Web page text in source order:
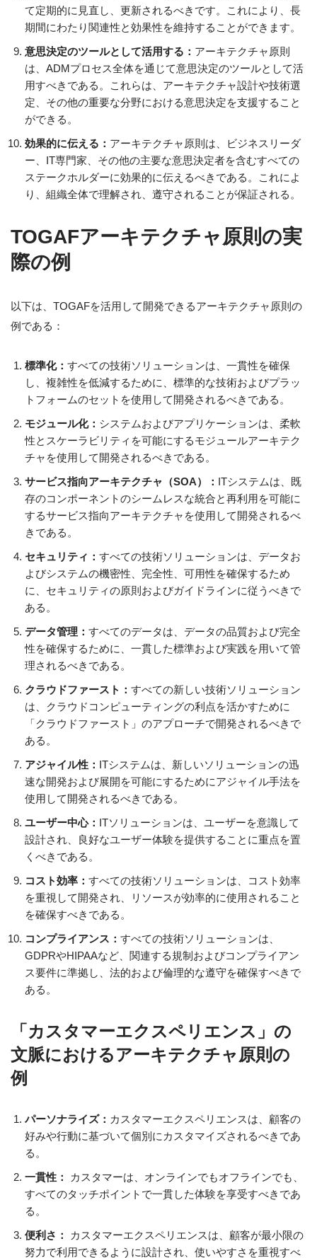
て定期的に見直し、更新されるべきです。これにより、長
期間にわたり関連性と効果性を維持することができます。
意思決定のツールとして活用する： アーキテクチャ原則
は、ADMプロセス全体を通じて意思決定のツールとして活
用すべきである。これらは、アーキテクチャ設計や技術選
定、その他の重要な分野における意思決定を支援すること
ができる。
効果的に伝える： アーキテクチャ原則は、ビジネスリーダ
ー、IT専門家、その他の主要な意思決定者を含むすべての
ステークホルダーに効果的に伝えるべきである。これによ
り、組織全体で理解され、遵守されることが保証される。
TOGAFアーキテクチャ原則の実
際の例
以下は、TOGAFを活用して開発できるアーキテクチャ原則の
例である：
標準化： すべての技術ソリューションは、一貫性を確保
し、複雑性を低減するために、標準的な技術およびプラッ
トフォームのセットを使用して開発されるべきである。
モジュール化： システムおよびアプリケーションは、柔軟
性とスケーラビリティを可能にするモジュールアーキテク
チャを使用して開発されるべきである。
サービス指向アーキテクチャ（SOA）： ITシステムは、既
存のコンポーネントのシームレスな統合と再利用を可能に
するサービス指向アーキテクチャを使用して開発されるべ
きである。
セキュリティ： すべての技術ソリューションは、データお
よびシステムの機密性、完全性、可用性を確保するため
に、セキュリティの原則およびガイドラインに従うべきで
ある。
データ管理： すべてのデータは、データの品質および完全
性を確保するために、一貫した標準および実践を用いて管
理されるべきである。
クラウドファースト： すべての新しい技術ソリューション
は、クラウドコンピューティングの利点を活かすために
「クラウドファースト」のアプローチで開発されるべきで
ある。
アジャイル性： ITシステムは、新しいソリューションの迅
速な開発および展開を可能にするためにアジャイル手法を
使用して開発されるべきである。
ユーザー中心： ITソリューションは、ユーザーを意識して
設計され、良好なユーザー体験を提供することに重点を置
くべきである。
コスト効率： すべての技術ソリューションは、コスト効率
を重視して開発され、リソースが効率的に使用されること
を確保すべきである。
コンプライアンス： すべての技術ソリューションは、
GDPRやHIPAAなど、関連する規制およびコンプライアン
ス要件に準拠し、法的および倫理的な遵守を確保すべきで
ある。
「カスタマーエクスペリエンス」の
文脈におけるアーキテクチャ原則の
例
パーソナライズ： カスタマーエクスペリエンスは、顧客の
好みや行動に基づいて個別にカスタマイズされるべきであ
る。
一貫性：
カスタマーは、オンラインでもオフラインでも、
すべてのタッチポイントで一貫した体験を享受すべきであ
る。
便利さ：
カスタマーエクスペリエンスは、顧客が最小限の
努力で利用できるように設計され、使いやすさを重視すべ